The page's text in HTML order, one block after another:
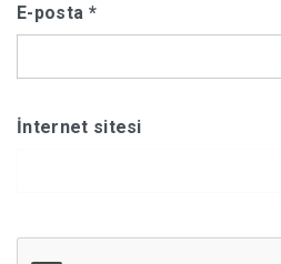
E-posta *
İnternet sitesi